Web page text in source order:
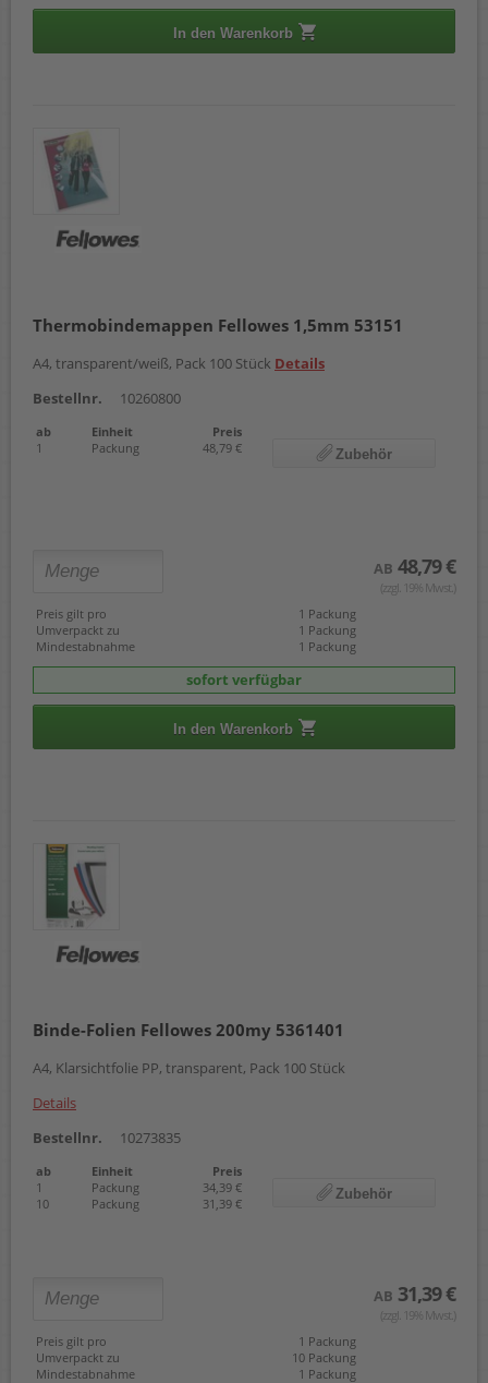
In den Warenkorb
Thermobindemappen Fellowes 1,5mm 53151
A4, transparent/weiß, Pack 100 Stück Details
Bestellnr.
10260800
ab Einheit
Preis
1
Packung 48,79 € Zubehör
AB 48,79 €
(zzgl. 19% Mwst.)
Preis gilt pro
1 Packung
Umverpackt zu
1 Packung
Mindestabnahme
1 Packung
sofort verfügbar
In den Warenkorb
Binde-Folien Fellowes 200my 5361401
A4, Klarsichtfolie PP, transparent, Pack 100 Stück
Details
Bestellnr.
10273835
ab Einheit
Preis
1
Packung
34,39 €
10
Packung 31,39 €
Zubehör
AB 31,39 €
(zzgl. 19% Mwst.)
Preis gilt pro
1 Packung
Umverpackt zu
10 Packung
Mindestabnahme
1 Packung